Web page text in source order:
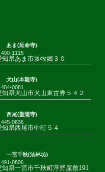
あま(延命寺)
490-1115
知県あま市坂牧郷３０
犬山(本龍寺)
0081
知県犬山市犬山東古券５４２
西尾(聖運寺)
445-0836
知県西尾市中町５４
一宮千秋(法林坊)
491-0806
知県一宮市千秋町浮野屋敷191